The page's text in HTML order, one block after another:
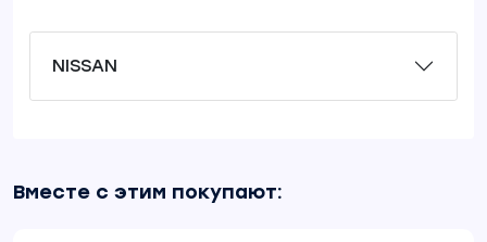
NISSAN
Вместе с этим покупают: